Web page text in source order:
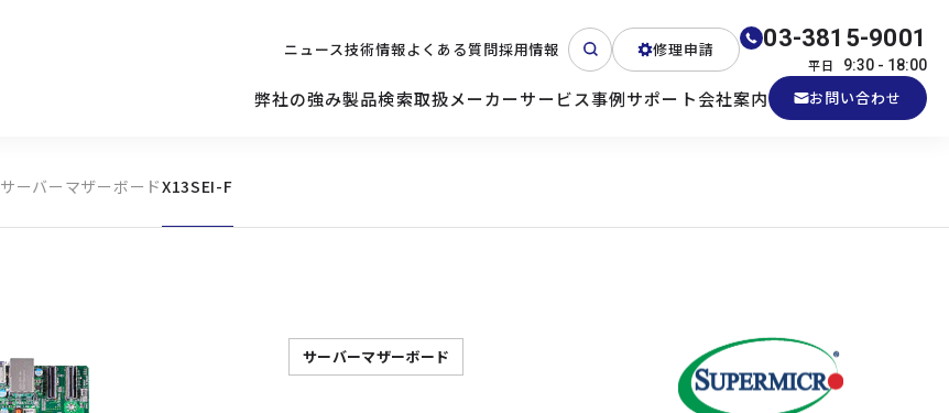
ニュース技術情報よくある質問採用情報 修理申請 03-3815-9001
平日 9:30 - 18:00
弊社の強み製品検索
サーバー 産業用PC
取扱メーカーサービス
キッティング
事例サポート
検討されている方へ
会社案内 お問い合わせ
サーバーマザーボードX13SEI-F
サーバーマザーボード